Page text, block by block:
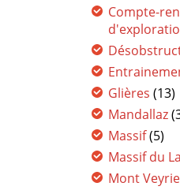
Compte-
Glières (13)
Mandallaz
Massif(5)
Massif du
Mont